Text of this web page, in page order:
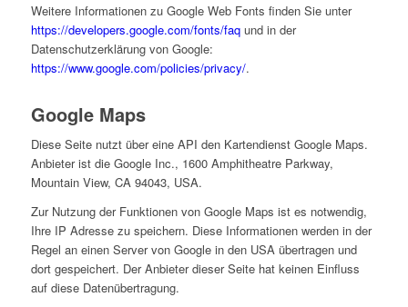
Weitere Informationen zu Google Web Fonts finden Sie unter
https://developers.google.com/fonts/faqund in der
Datenschutzerklärung von Google:
https://www.google.com/policies/privacy/.
Google Maps
Diese Seite nutzt über eine API den Kartendienst Google Maps.
Anbieter ist die Google Inc., 1600 Amphitheatre Parkway,
Mountain View, CA 94043, USA.
Zur Nutzung der Funktionen von Google Maps ist es notwendig,
Ihre IP Adresse zu speichern. Diese Informationen werden in der
Regel an einen Server von Google in den USA übertragen und
dort gespeichert. Der Anbieter dieser Seite hat keinen Einfluss
auf diese Datenübertragung.